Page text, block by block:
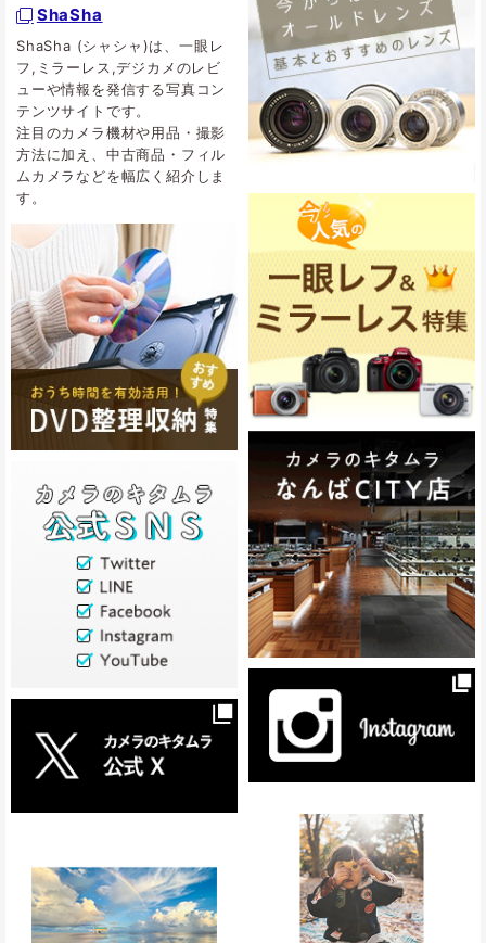
ShaSha
ShaSha (シャシャ)は、一眼レ
フ,ミラーレス,デジカメのレビ
ューや情報を発信する写真コン
テンツサイトです。
注目のカメラ機材や用品・撮影
方法に加え、中古商品・フィル
ムカメラなどを幅広く紹介しま
す。